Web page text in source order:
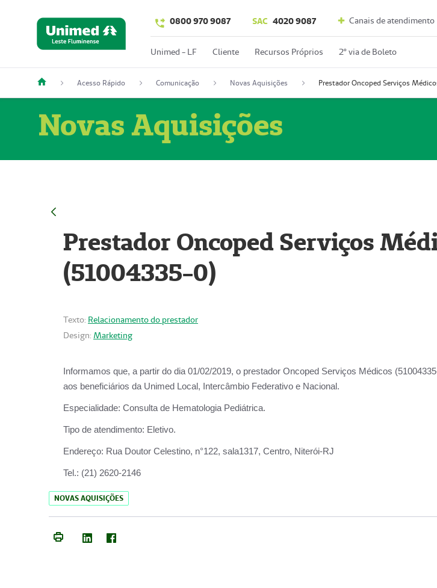
0800 970 9087 SAC 4020 9087 Canais de atendimento
Unimed - LF Cliente Recursos Próprios 2º via de Boleto
Acesso Rápido Comunicação Novas Aquisições
Novas Aquisições
Prestador Oncoped Serviços
(51004335-0)
Texto: Relacionamento do prestador
Design: Marketing
Informamos que, a partir do dia 01/02/2019, o prestador Oncoped Serviços Médicos
aos beneficiários da Unimed Local, Intercâmbio Federativo e Nacional.
Especialidade: Consulta de Hematologia Pediátrica.
Tipo de atendimento: Eletivo.
Endereço: Rua Doutor Celestino, n°122, sala1317, Centro, Niterói-RJ
Tel.: (21) 2620-2146
NOVAS AQUISIÇÕES